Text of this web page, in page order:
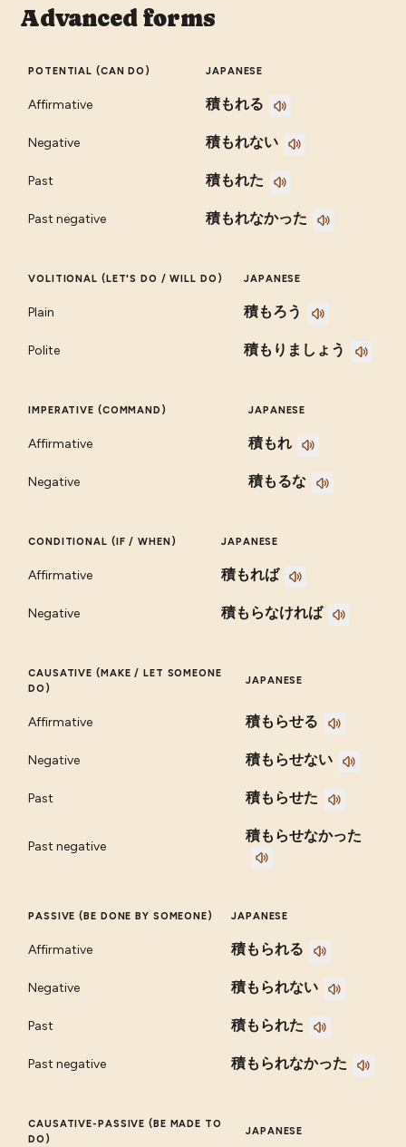
Advanced forms
POTENTIAL (CAN DO) JAPANESE
Affirmative 積もれる
Negative 積もれない
Past 積もれた
Past negative 積もれなかった
VOLITIONAL (LET'S DO / WILL DO) JAPANESE
Plain 積もろう
Polite 積もりましょう
IMPERATIVE (COMMAND) JAPANESE
Affirmative 積もれ
Negative 積もるな
CONDITIONAL (IF / WHEN) JAPANESE
Affirmative 積もれば
Negative 積もらなければ
CAUSATIVE (MAKE / LET SOMEONE
DO)
JAPANESE
Affirmative 積もらせる
Negative 積もらせない
Past 積もらせた
Past negative
積もらせなかった
PASSIVE (BE DONE BY SOMEONE) JAPANESE
Affirmative 積もられる
Negative 積もられない
Past 積もられた
Past negative 積もられなかった
CAUSATIVE-PASSIVE (BE MADE TO
DO)
JAPANESE